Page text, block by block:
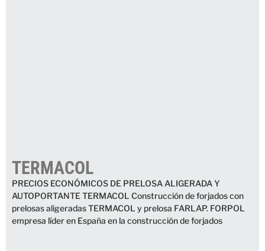
TERMACOL
PRECIOS ECONÓMICOS DE PRELOSA ALIGERADA Y
AUTOPORTANTE TERMACOL Construcción de forjados con
prelosas aligeradas TERMACOL y prelosa FARLAP. FORPOL
empresa líder en España en la construcción de forjados